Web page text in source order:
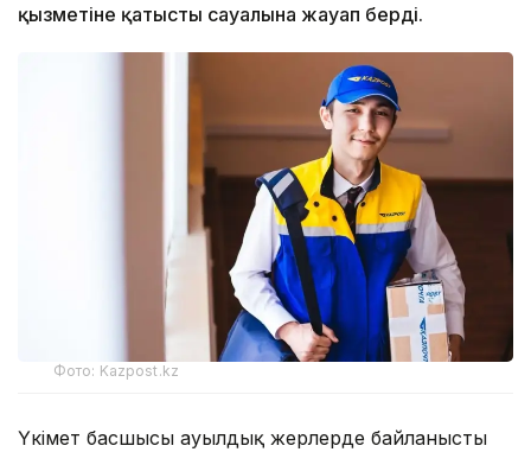
қызметіне қатысты сауалына жауап берді.
Фото: Kazpost.kz
Үкімет басшысы ауылдық жерлерде байланыстың